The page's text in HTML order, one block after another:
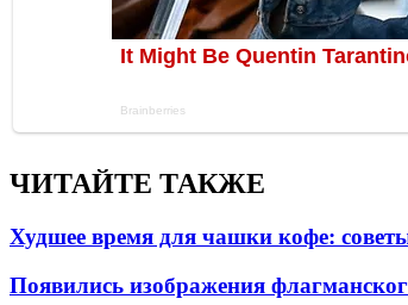
ЧИТАЙТЕ ТАКЖЕ
Худшее время для чашки кофе:
Появились изображения